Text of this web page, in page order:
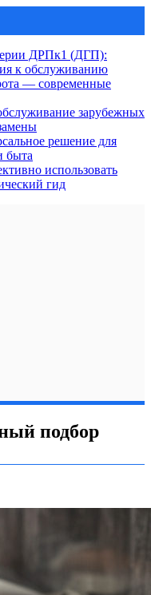
ДРПк1 (ДГП):
к обслуживанию
— современные
зарубежных
решение для
быта
использовать
гид
подбор